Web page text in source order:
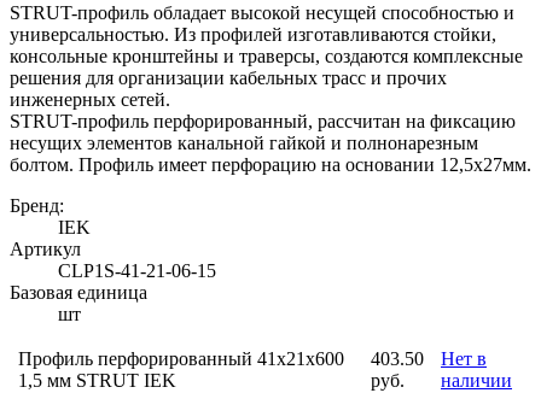
STRUT-профиль обладает высокой несущей способностью и
универсальностью. Из профилей изготавливаются стойки,
консольные кронштейны и траверсы, создаются комплексные
решения для организации кабельных трасс и прочих
инженерных сетей.
STRUT-профиль перфорированный, рассчитан на фиксацию
несущих элементов канальной гайкой и полнонарезным
болтом. Профиль имеет перфорацию на основании 12,5х27мм.
Бренд:
IEK
Артикул
CLP1S-41-21-06-15
Базовая единица
шт
Профиль перфорированный 41х21х600
1,5 мм STRUT IEK
403.50
руб.
Нет в
наличии